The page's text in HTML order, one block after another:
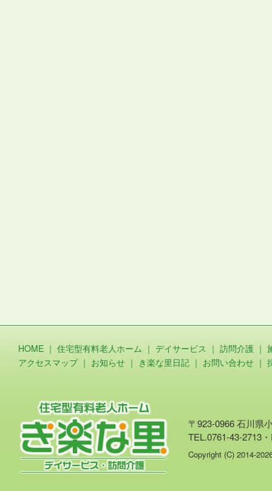
HOME ｜ 住宅型有料老人ホーム ｜ デイサービス ｜ 訪問介護 ｜
アクセスマップ｜ お知らせ ｜ き楽な里日記 ｜ お問い合わせ ｜
〒923-0966 石川県
TEL.0761-43-2713
Copyright (C) 2014-